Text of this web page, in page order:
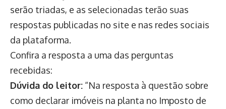
serão triadas, e as selecionadas terão suas
respostas publicadas no site e nas redes sociais
da plataforma.
Confira a resposta a uma das perguntas
recebidas:
Dúvida do leitor: “Na resposta à questão sobre
como declarar imóveis na planta no Imposto de